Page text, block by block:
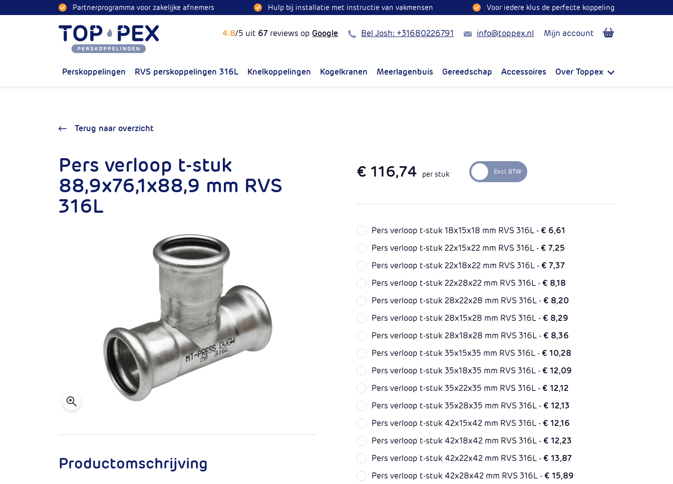
Partnerprogramma voor zakelijke afnemers Hulp bij installatie met instructie van vakmensen Voor iedere klus de perfecte koppeling
Toppex 4.8/5 uit 67 reviews op Google Bel Bel Josh: +31680226791 Mailinfo@toppex.nl Mijn account
Perskoppelingen RVS perskoppelingen 316L Knelkoppelingen Kogelkranen Meerlagenbuis Gereedschap Accessoires Over Toppex
Terug naar overzicht
Pers verloop t-stuk
88,9x76,1x88,9 mm RVS
316L
Productomschrijving
€ 116,74 per stuk
Pers verloop t-stuk 18x15x18 mm RVS 316L -€ 6,61
Pers verloop t-stuk 22x15x22 mm RVS 316L -€ 7,25
Pers verloop t-stuk 22x18x22 mm RVS 316L -€ 7,37
Pers verloop t-stuk 22x28x22 mm RVS 316L -€ 8,18
Pers verloop t-stuk 28x22x28 mm RVS 316L -€ 8,20
Pers verloop t-stuk 28x15x28 mm RVS 316L -€ 8,29
Pers verloop t-stuk 28x18x28 mm RVS 316L -€ 8,36
Pers verloop t-stuk 35x15x35 mm RVS 316L -€ 10,28
Pers verloop t-stuk 35x18x35 mm RVS 316L -€ 12,09
Pers verloop t-stuk 35x22x35 mm RVS 316L -€ 12,12
Pers verloop t-stuk 35x28x35 mm RVS 316L -€ 12,13
Pers verloop t-stuk 42x15x42 mm RVS 316L -€ 12,16
Pers verloop t-stuk 42x18x42 mm RVS 316L -€ 12,23
Pers verloop t-stuk 42x22x42 mm RVS 316L -€ 13,87
Pers verloop t-stuk 42x28x42 mm RVS 316L -€ 15,89